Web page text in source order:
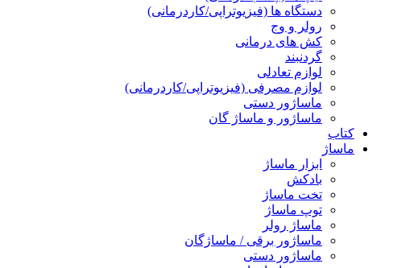
دستگاه ها (فیزیوتراپی/کاردرمانی)
رولر و وج
کش های درمانی
گردنبند
لوازم تعادلی
لوازم مصرفی (فیزیوتراپی/کاردرمانی)
ماساژور دستی
ماساژور و ماساژ گان
کتاب
ماساژ
ابزار ماساژ
بادکش
تخت ماساژ
توپ ماساژ
ماساژ رولر
ماساژور برقی / ماساژگان
ماساژور دستی